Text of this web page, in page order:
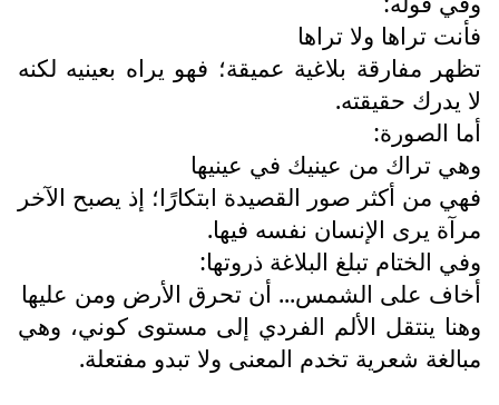
فأنت تراها ولا تراها
تظهر مفارقة بلاغية عميقة؛ فهو يراه بعينيه لكنه
لا يدرك حقيقته.
أما الصورة:
وهي تراك من عينيك في عينيها
فهي من أكثر صور القصيدة ابتكارًا؛ إذ يصبح الآخر
مرآة يرى الإنسان نفسه فيها.
وفي الختام تبلغ البلاغة ذروتها:
أخاف على الشمس... أن تحرق الأرض ومن عليها
وهنا ينتقل الألم الفردي إلى مستوى كوني، وهي
مبالغة شعرية تخدم المعنى ولا تبدو مفتعلة.